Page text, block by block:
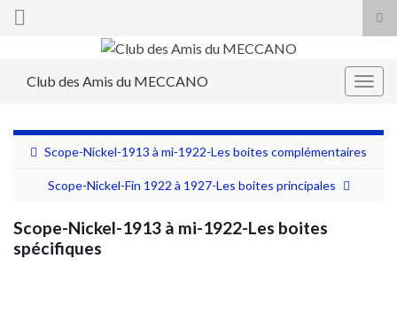
Search for:
Club des Amis du MECCANO
Scope-Nickel-1913 à mi-1922-Les boites complémentaires
Scope-Nickel-Fin 1922 à 1927-Les boites principales
Scope-Nickel-1913 à mi-1922-Les boites
spécifiques